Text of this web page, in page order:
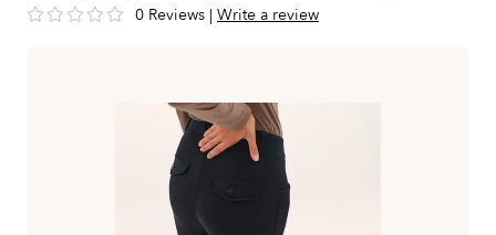
0 Reviews | Write a review